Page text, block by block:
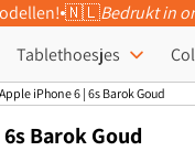
🇳🇱Bedrukt in
Tablethoesjes
iPhone 6 | 6s Barok Goud
Barok Goud